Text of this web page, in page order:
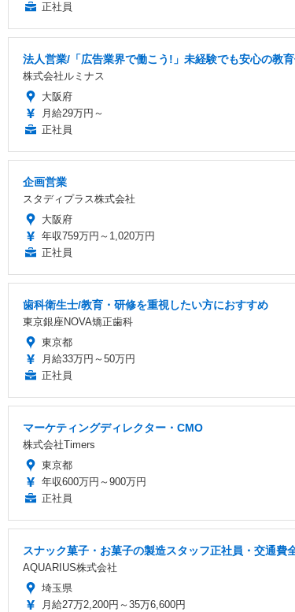
正社員
法人営業/「広告業界で働こう!」未経験でも安心の教
株式会社ルミナス
大阪府
月給29万円～
正社員
企画営業
スタディプラス株式会社
大阪府
年収759万円～1,020万円
正社員
歯科衛生士/教育・研修を重視したい方におすすめ
東京銀座NOVA矯正歯科
東京都
月給33万円～50万円
正社員
マーケティングディレクター・CMO
株式会社Timers
東京都
年収600万円～900万円
正社員
スナック菓子・お菓子の製造スタッフ正社員・交通
AQUARIUS株式会社
埼玉県
月給27万2,200円～35万6,600円